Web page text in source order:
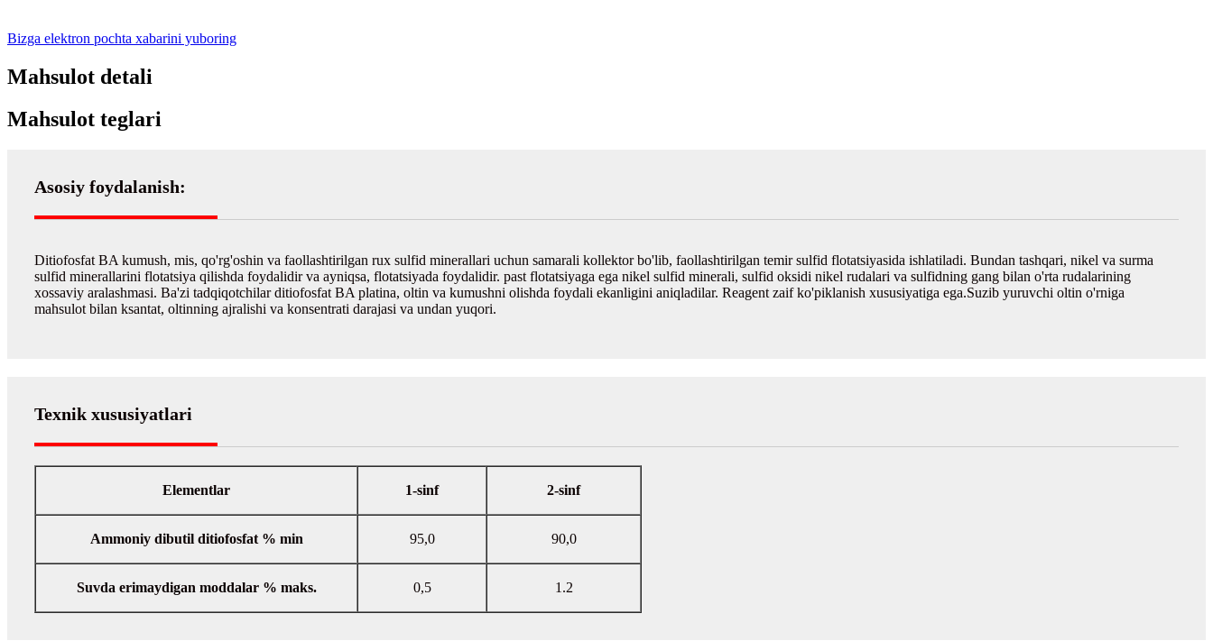
Bizga elektron pochta xabarini yuboring
Mahsulot detali
Mahsulot teglari
Asosiy foydalanish:
Ditiofosfat BA kumush, mis, qo'rg'oshin va faollashtirilgan rux sulfid minerallari uchun samarali kollektor bo'lib, faollashtirilgan temir sulfid flotatsiyasida ishlatiladi. Bundan tashqari, nikel va surma
sulfid minerallarini flotatsiya qilishda foydalidir va ayniqsa, flotatsiyada foydalidir. past flotatsiyaga ega nikel sulfid minerali, sulfid oksidi nikel rudalari va sulfidning gang bilan o'rta rudalarining
xossaviy aralashmasi. Ba'zi tadqiqotchilar ditiofosfat BA platina, oltin va kumushni olishda foydali ekanligini aniqladilar. Reagent zaif ko'piklanish xususiyatiga ega.Suzib yuruvchi oltin o'rniga
mahsulot bilan ksantat, oltinning ajralishi va konsentrati darajasi va undan yuqori.
Texnik xususiyatlari
Elementlar 1-sinf 2-sinf
Ammoniy dibutil ditiofosfat % min 95,0 90,0
Suvda erimaydigan moddalar % maks. 0,5 1.2